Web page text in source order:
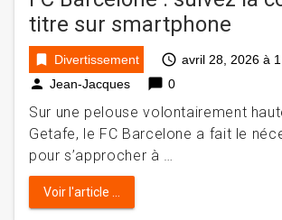
titre sur smartphone
bookmark Divertissement access_time avril 28, 2026 à
person Jean-Jacques chat_bubble 0
Sur une pelouse volontairement
Getafe, le FC Barcelone a fait le
pour s’approcher à …
Voir l'article ...